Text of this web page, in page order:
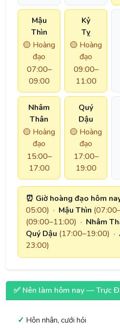
Mậu
Thìn
🟡 Hoàng
đạo
07:00–
09:00
Kỷ
Tỵ
🟡 Hoàng
đạo
09:00–
11:00
Nhâm
Thân
🟡 Hoàng
đạo
15:00–
17:00
Quý
Dậu
🟡 Hoàng
đạo
17:00–
19:00
⏰ Giờ hoàng đạo hôm
05:00) · Mậu Thìn
(09:00–11:00) · Nhâm
Quý Dậu (17:00–19:00) ·
23:00)
✅ Nên làm hôm nay — Trực
Hôn nhân, cưới hỏi